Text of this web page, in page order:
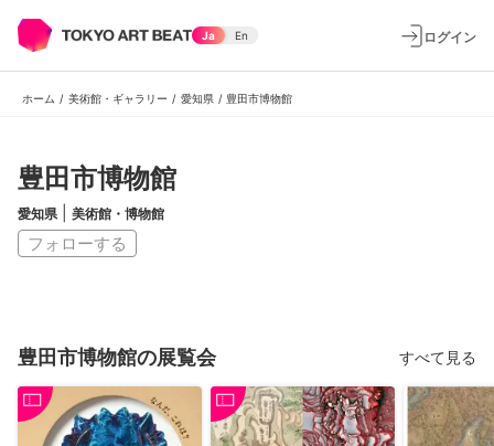
Ja En ログイン
ホーム / 美術館・ギャラリー / 愛知県 / 豊田市博物館
豊田市博物館
愛知県 美術館・博物館
フォローする
豊田市博物館の展覧会 すべて見る